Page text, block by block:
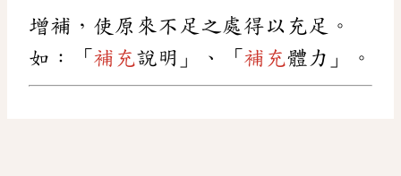
增補，使原來不足之處得以充足。
如：「 補充說明」、「 補充體力」。